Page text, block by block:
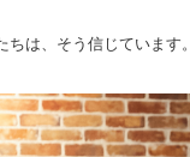
は、そう信じています。